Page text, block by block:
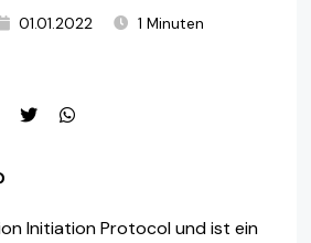
01.01.2022
1 Minuten
Initiation Protocol und ist ein